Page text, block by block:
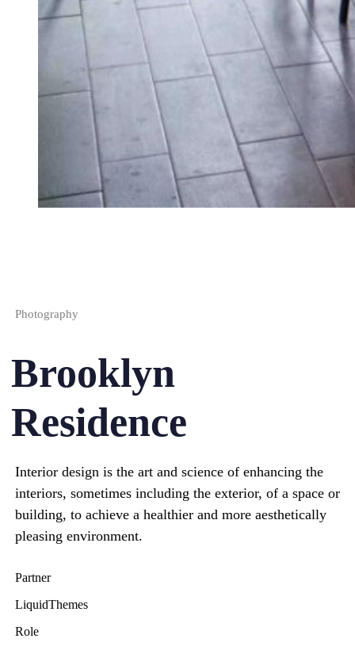
Photography
Brooklyn
Residence
Interior design is the art and science of enhancing the
interiors, sometimes including the exterior, of a space or
building, to achieve a healthier and more aesthetically
pleasing environment.
Partner
LiquidThemes
Role